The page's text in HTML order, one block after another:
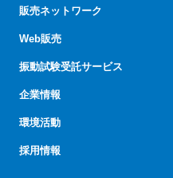
販売ネットワーク
Web販売
振動試験受託サービス
企業情報
環境活動
採用情報